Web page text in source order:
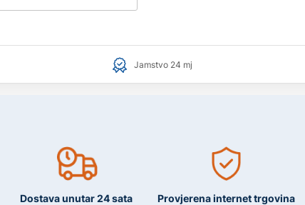
Jamstvo 24 mj
Dostava unutar 24 sata Provjerena internet trgovina